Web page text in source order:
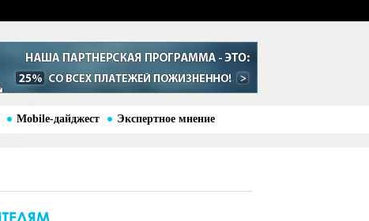
Mobile-дайджест Экспертное мнение